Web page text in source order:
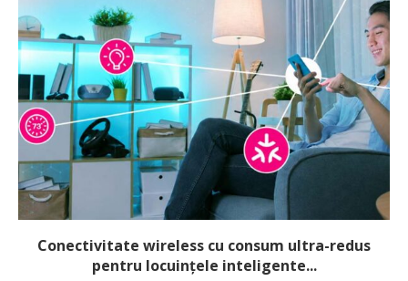
Conectivitate wireless cu consum ultra-redus
pentru locuințele inteligente...